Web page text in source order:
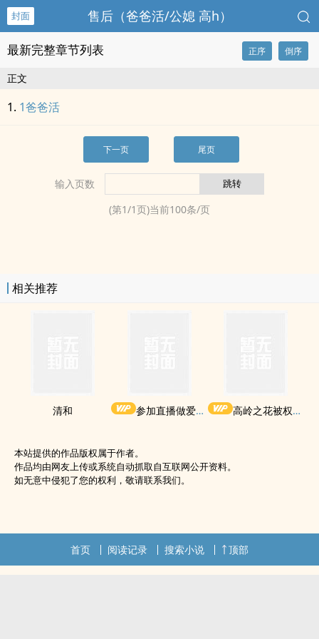
封面 售后（爸爸活/公媳 高h）
最新完整章节列表 正序 倒序
正文
1爸爸活
下一页 尾页
输入页数
(第1/1页)当前100条/页
相关推荐
清和 参加直播做爱综艺后我火了(NPH) 高岭之花被权贵轮了后
本站提供的作品版权属于作者。
作品均由网友上传或系统自动抓取自互联网公开资料。
如无意中侵犯了您的权利，敬请联系我们。
首页 阅读记录 搜索小说 顶部